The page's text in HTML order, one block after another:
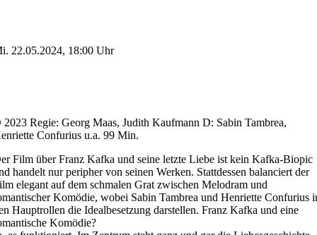
22.05.2024, 18:00 Uhr
2023 Regie: Georg Maas, Judith Kaufmann D: Sabin Tambrea,
Confurius u.a. 99 Min.
Film über Franz Kafka und seine letzte Liebe ist kein Kafka-Biopic
handelt nur peripher von seinen Werken. Stattdessen balanciert der
elegant auf dem schmalen Grat zwischen Melodram und
Komödie, wobei Sabin Tambrea und Henriette Confurius
Hauptrollen die Idealbesetzung darstellen.Franz Kafka und eine
Komödie?